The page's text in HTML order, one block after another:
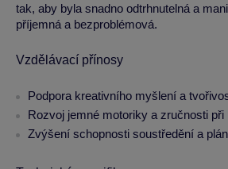
tak, aby byla snadno odtrhnutelná a
příjemná a bezproblémová.
Vzdělávací přínosy
Podpora kreativního myšlení a
Rozvoj jemné motoriky a zručnosti
Zvýšení schopnosti soustředění a